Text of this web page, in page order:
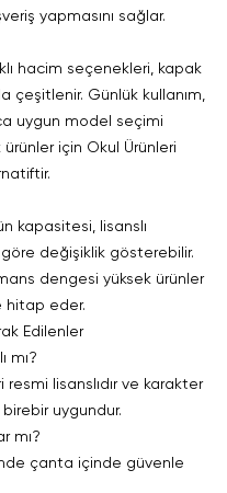
yapmasını sağlar.
hacim seçenekleri, kapak
çeşitlenir. Günlük kullanım,
uygun model seçimi
ürünler için Okul Ürünleri
kapasitesi, lisanslı
değişiklik gösterebilir.
dengesi yüksek ürünler
hitap eder.
Edilenler
mı?
resmi lisanslıdır ve karakter
birebir uygundur.
mı?
çanta içinde güvenle